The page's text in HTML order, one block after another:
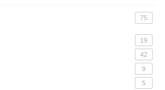
75
19
42
9
5